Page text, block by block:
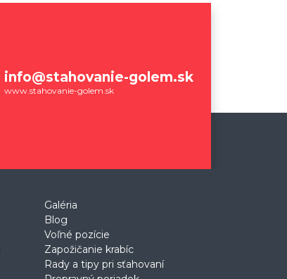
info@stahovanie-golem.sk
www.stahovanie-golem.sk
Galéria
Blog
Voľné pozície
Zapožičanie krabíc
Rady a tipy pri sťahovaní